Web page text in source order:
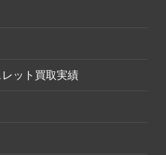
ット買取実績